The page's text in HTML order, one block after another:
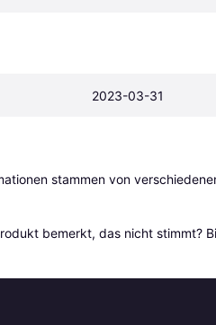
2023-03-31
stammen von
bemerkt, das nicht stimmt?